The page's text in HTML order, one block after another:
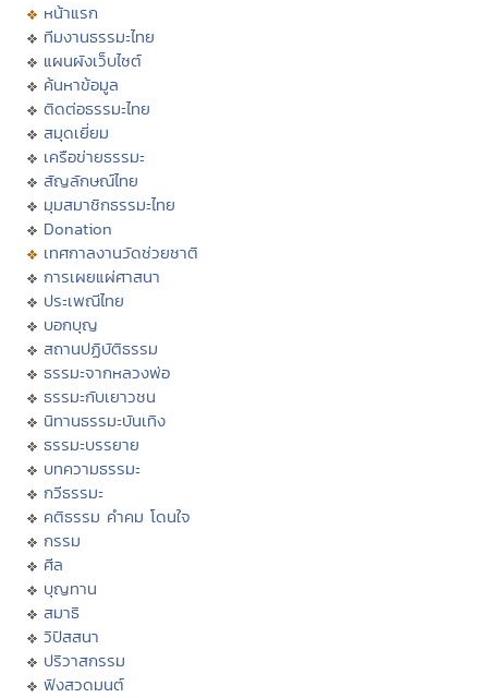
หน้าแรก
ทีมงานธรรมะไทย
แผนผังเว็บไซต์
ค้นหาข้อมูล
ติดต่อธรรมะไทย
สมุดเยี่ยม
เครือข่ายธรรมะ
สัญลักษณ์ไทย
มุมสมาชิกธรรมะไทย
Donation
เทศกาลงานวัดช่วยชาติ
การเผยแผ่ศาสนา
ประเพณีไทย
บอกบุญ
สถานปฏิบัติธรรม
ธรรมะจากหลวงพ่อ
ธรรมะกับเยาวชน
นิทานธรรมะบันเทิง
ธรรมะบรรยาย
บทความธรรมะ
กวีธรรมะ
คติธรรม คำคม โดนใจ
กรรม
ศีล
บุญทาน
สมาธิ
วิปัสสนา
ปริวาสกรรม
ฟังสวดมนต์